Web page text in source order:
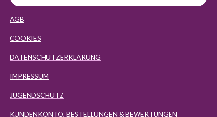
AGB
COOKIES
DATENSCHUTZERKLÄRUNG
IMPRESSUM
JUGENDSCHUTZ
KUNDENKONTO, BESTELLUNGEN & BEWERTUNGEN